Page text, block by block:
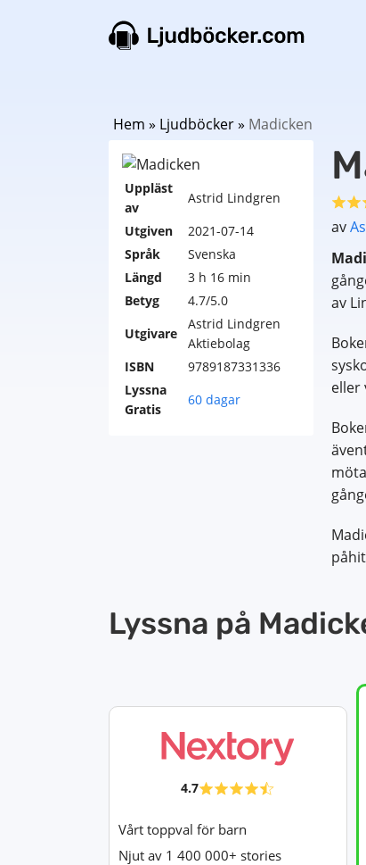
Hem » Ljudböcker» Madicken
Uppläst
av
Astrid Lindgren
Utgiven
2021-07-14
Språk
Svenska
Längd
3 h 16 min
Betyg
4.7/5.0
Utgivare
Astrid Lindgren
Aktiebolag
ISBN
9789187331336
Lyssna
Gratis
60 dagar
av
av
eller
Lyssna på
4.7
Vårt toppval för barn
Njut av 1 400 000+ stories